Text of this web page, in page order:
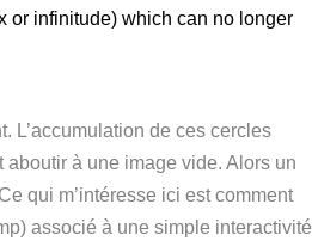
or infinitude) which can no longer
L’accumulation de ces cercles
à une image vide. Alors un
qui m’intéresse ici est comment
associé à une simple interactivité